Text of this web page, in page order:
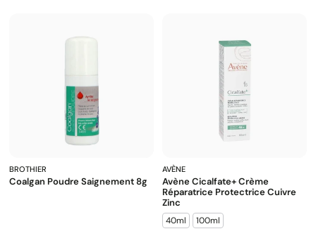
BROTHIER
Coalgan Poudre Saignement 8g
AVÈNE
Avène Cicalfate+ Crème
Réparatrice Protectrice Cuivre
Zinc
40ml 100ml